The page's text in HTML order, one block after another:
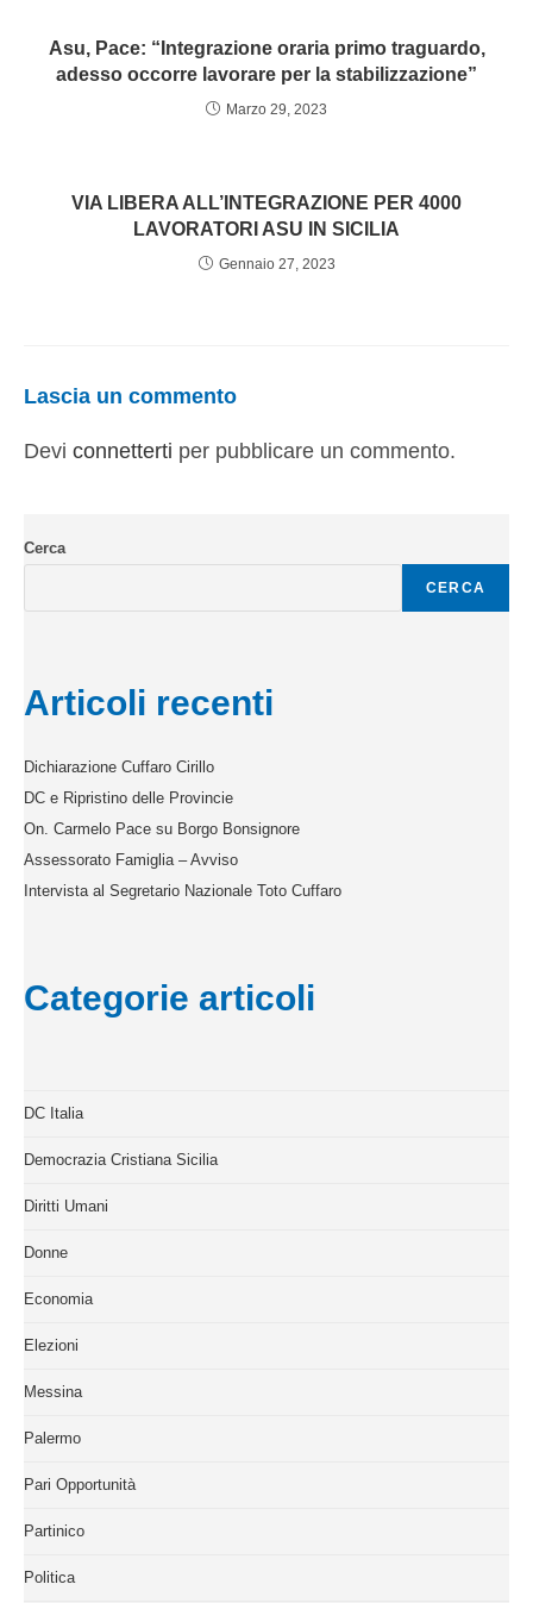
Asu, Pace: “Integrazione oraria primo traguardo,
adesso occorre lavorare per la stabilizzazione”
Marzo 29, 2023
VIA LIBERA ALL’INTEGRAZIONE PER 4000
LAVORATORI ASU IN SICILIA
Gennaio 27, 2023
Lascia un commento
Devi connetterti per pubblicare un commento.
Cerca
CERCA
Articoli recenti
Dichiarazione Cuffaro Cirillo
DC e Ripristino delle Provincie
On. Carmelo Pace su Borgo Bonsignore
Assessorato Famiglia – Avviso
Intervista al Segretario Nazionale Toto Cuffaro
Categorie articoli
DC Italia
Democrazia Cristiana Sicilia
Diritti Umani
Donne
Economia
Elezioni
Messina
Palermo
Pari Opportunità
Partinico
Politica